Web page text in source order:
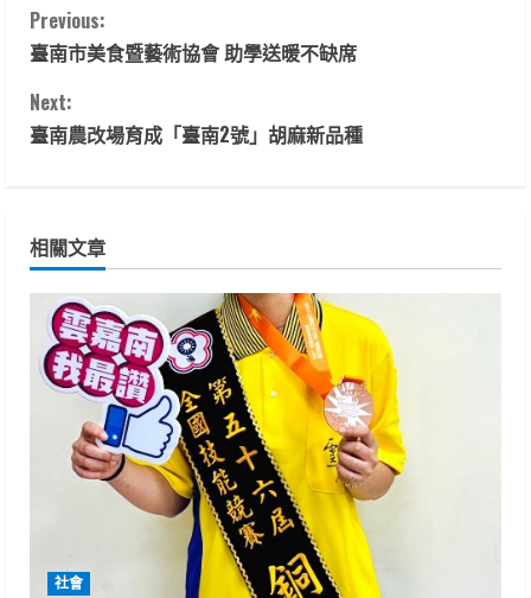
C
o
n
i
n
e
Previous:
臺南市美食暨藝術協會 助學送暖不缺席
Next:
臺南農改場育成「臺南2號」胡麻新品種
相關文章
社會